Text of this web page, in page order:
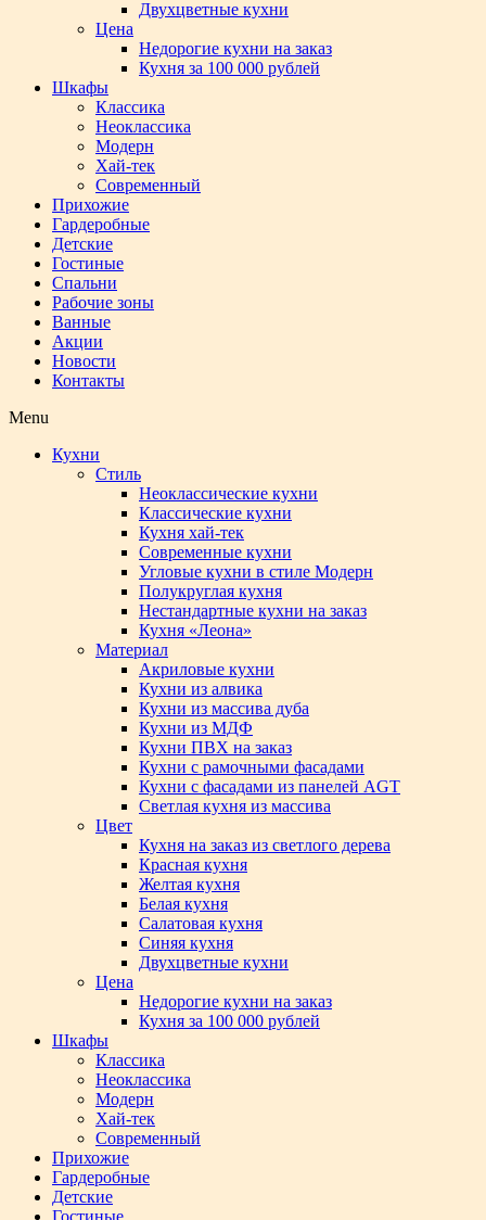
Двухцветные кухни
Цена
Недорогие кухни на заказ
Кухня за 100 000 рублей
Шкафы
Классика
Неоклассика
Модерн
Хай-тек
Современный
Прихожие
Гардеробные
Детские
Гостиные
Спальни
Рабочие зоны
Ванные
Акции
Новости
Контакты
Menu
Кухни
Стиль
Неоклассические кухни
Классические кухни
Кухня хай-тек
Современные кухни
Угловые кухни в стиле Модерн
Полукруглая кухня
Нестандартные кухни на заказ
Кухня «Леона»
Материал
Акриловые кухни
Кухни из алвика
Кухни из массива дуба
Кухни из МДФ
Кухни ПВХ на заказ
Кухни с рамочными фасадами
Кухни с фасадами из панелей AGT
Светлая кухня из массива
Цвет
Кухня на заказ из светлого дерева
Красная кухня
Желтая кухня
Белая кухня
Салатовая кухня
Синяя кухня
Двухцветные кухни
Цена
Недорогие кухни на заказ
Кухня за 100 000 рублей
Шкафы
Классика
Неоклассика
Модерн
Хай-тек
Современный
Прихожие
Гардеробные
Детские
Гостиные